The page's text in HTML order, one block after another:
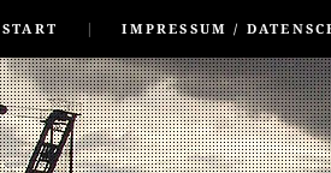
START
IMPRESSUM /